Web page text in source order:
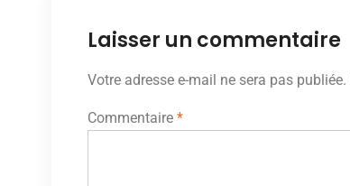
Laisser un commentaire
Votre adresse e-mail ne sera pas publiée.
Commentaire *